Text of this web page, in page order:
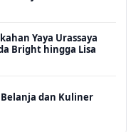
Yaya Urassaya
Bright hingga Lisa
dan Kuliner